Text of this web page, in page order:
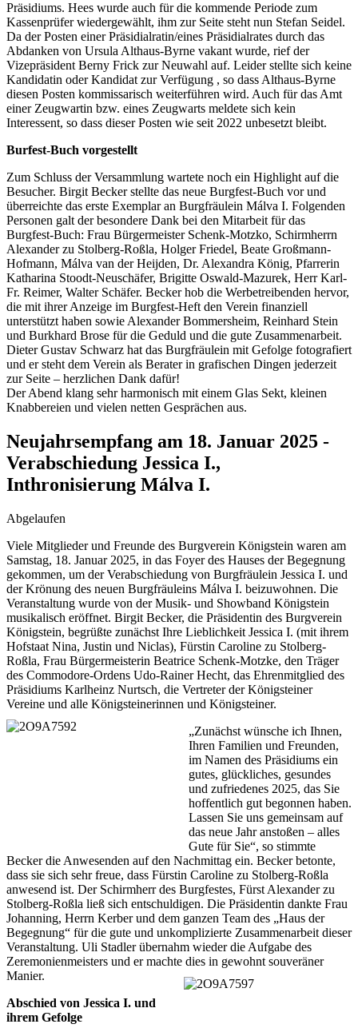
Präsidiums. Hees wurde auch für die kommende Periode zum
Kassenprüfer wiedergewählt, ihm zur Seite steht nun Stefan Seidel.
Da der Posten einer Präsidialratin/eines Präsidialrates durch das
Abdanken von Ursula Althaus-Byrne vakant wurde, rief der
Vizepräsident Berny Frick zur Neuwahl auf. Leider stellte sich keine
Kandidatin oder Kandidat zur Verfügung , so dass Althaus-Byrne
diesen Posten kommissarisch weiterführen wird. Auch für das Amt
einer Zeugwartin bzw. eines Zeugwarts meldete sich kein
Interessent, so dass dieser Posten wie seit 2022 unbesetzt bleibt.
Burfest-Buch vorgestellt
Zum Schluss der Versammlung wartete noch ein Highlight auf die
Besucher. Birgit Becker stellte das neue Burgfest-Buch vor und
überreichte das erste Exemplar an Burgfräulein Málva I. Folgenden
Personen galt der besondere Dank bei den Mitarbeit für das
Burgfest-Buch: Frau Bürgermeister Schenk-Motzko, Schirmherrn
Alexander zu Stolberg-Roßla, Holger Friedel, Beate Großmann-
Hofmann, Málva van der Heijden, Dr. Alexandra König, Pfarrerin
Katharina Stoodt-Neuschäfer, Brigitte Oswald-Mazurek, Herr Karl-
Fr. Reimer, Walter Schäfer. Becker hob die Werbetreibenden hervor,
die mit ihrer Anzeige im Burgfest-Heft den Verein finanziell
unterstützt haben sowie Alexander Bommersheim, Reinhard Stein
und Burkhard Brose für die Geduld und die gute Zusammenarbeit.
Dieter Gustav Schwarz hat das Burgfräulein mit Gefolge fotografiert
und er steht dem Verein als Berater in grafischen Dingen jederzeit
zur Seite – herzlichen Dank dafür!
Der Abend klang sehr harmonisch mit einem Glas Sekt, kleinen
Knabbereien und vielen netten Gesprächen aus.
Neujahrsempfang am 18. Januar 2025 -
Verabschiedung Jessica I.,
Inthronisierung Málva I.
Abgelaufen
Viele Mitglieder und Freunde des Burgverein Königstein waren am
Samstag, 18. Januar 2025, in das Foyer des Hauses der Begegnung
gekommen, um der Verabschiedung von Burgfräulein Jessica I. und
der Krönung des neuen Burgfräuleins Málva I. beizuwohnen. Die
Veranstaltung wurde von der Musik- und Showband Königstein
musikalisch eröffnet. Birgit Becker, die Präsidentin des Burgverein
Königstein, begrüßte zunächst Ihre Lieblichkeit Jessica I. (mit ihrem
Hofstaat Nina, Justin und Niclas), Fürstin Caroline zu Stolberg-
Roßla, Frau Bürgermeisterin Beatrice Schenk-Motzke, den Träger
des Commodore-Ordens Udo-Rainer Hecht, das Ehrenmitglied des
Präsidiums Karlheinz Nurtsch, die Vertreter der Königsteiner
Vereine und alle Königsteinerinnen und Königsteiner.
„Zunächst wünsche ich Ihnen,
Ihren Familien und Freunden,
im Namen des Präsidiums ein
gutes, glückliches, gesundes
und zufriedenes 2025, das Sie
hoffentlich gut begonnen haben.
Lassen Sie uns gemeinsam auf
das neue Jahr anstoßen – alles
Gute für Sie“, so stimmte
Becker die Anwesenden auf den Nachmittag ein. Becker betonte,
dass sie sich sehr freue, dass Fürstin Caroline zu Stolberg-Roßla
anwesend ist. Der Schirmherr des Burgfestes, Fürst Alexander zu
Stolberg-Roßla ließ sich entschuldigen. Die Präsidentin dankte Frau
Johanning, Herrn Kerber und dem ganzen Team des „Haus der
Begegnung“ für die gute und unkomplizierte Zusammenarbeit dieser
Veranstaltung. Uli Stadler übernahm wieder die Aufgabe des
Zeremonienmeisters und er machte dies in gewohnt souveräner
Manier.
Abschied von Jessica I. und
ihrem Gefolge